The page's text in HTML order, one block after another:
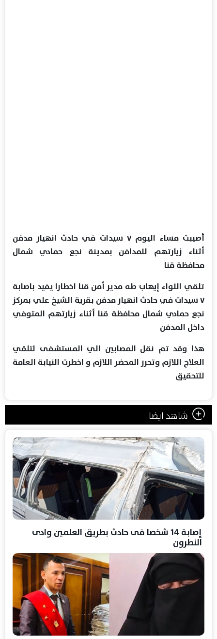
أصيبت مساء اليوم ٧ سيدات في حادث انهيار مدفن
أثناء زيارتهم للمدافن بمدينة نجع حمادي شمال
محافظة قنا
تلقي اللواء إيهاب طه مدير أمن قنا اخطارا يفيد باصابة
٧ سيدات في حادث انهيار مدفن بقرية الشيخ علي بمركز
نجع حمادي شمال محافظة قنا أثناء زيارتهم المتوفي
داخل المدفن
هذا وقد تم نقل المصابين الي المستشفى لتلقي
العلاج اللازم وتحرر المحضر اللازم و اخطرت النيابة العامة
للتحقيق
شاهد ايضا
إصابة 14 شخصا فى حادث بطريق العلمين وادى
النطرون